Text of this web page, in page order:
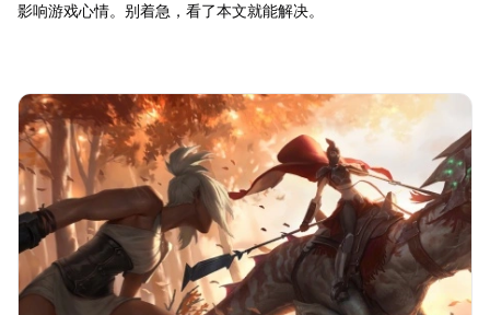
影响游戏心情。别着急，看了本文就能解决。